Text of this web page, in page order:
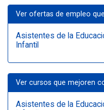
Ver ofertas de empleo
Asistentes de la
Infantil
Ver cursos que mejoren
Asistentes de la